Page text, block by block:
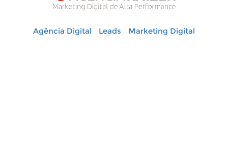
Agência Digital Leads Marketing Digital